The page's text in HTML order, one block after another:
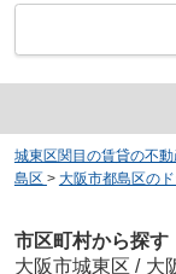
城東区関目の賃貸の不
島区 > 大阪市都島区の
市区町村から探す
大阪市城東区 / 大